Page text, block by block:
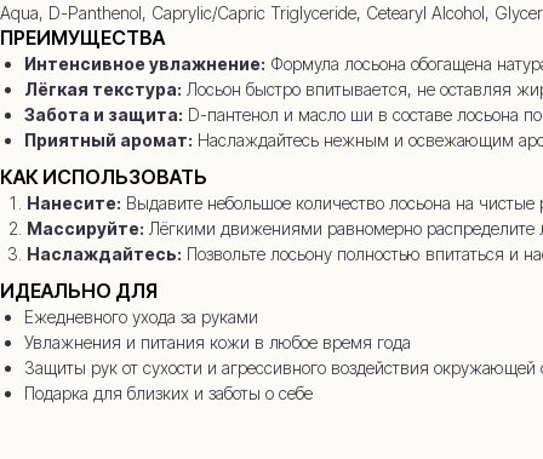
Aqua, D-Panthenol, Caprylic/Capric Triglyceride, Cetearyl Alcohol,
ПРЕИМУЩЕСТВА
Интенсивное увлажнение: Формула лосьона обогащена
Лёгкая текстура: Лосьон быстро впитывается, не оставляя
Забота и защита: D-пантенол и масло ши в составе лосьона
Приятный аромат: Наслаждайтесь нежным и освежающим
КАК ИСПОЛЬЗОВАТЬ
Нанесите: Выдавите небольшое количество лосьона на чистые
Массируйте: Лёгкими движениями равномерно распределите
Наслаждайтесь: Позвольте лосьону полностью впитаться и
ИДЕАЛЬНО ДЛЯ
Ежедневного ухода за руками
Увлажнения и питания кожи в любое время года
Защиты рук от сухости и агрессивного воздействия окружающей
Подарка для близких и заботы о себе